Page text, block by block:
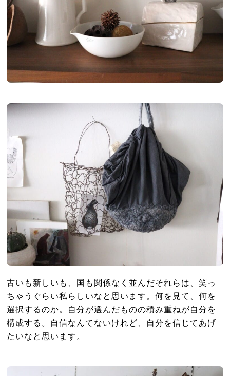
古いも新しいも、国も関係なく並んだそれらは、笑っ
ちゃうぐらい私らしいなと思います。何を見て、何を
選択するのか。自分が選んだものの積み重ねが自分を
構成する。自信なんてないけれど、自分を信じてあげ
たいなと思います。